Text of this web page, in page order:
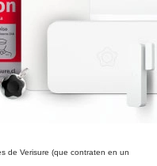
de Verisure (que contraten en un